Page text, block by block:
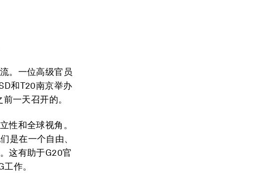
。一位高级官员
和T20南京举办
一天召开的。
性和全球视角。
是在一个自由、
这有助于G20官
作。